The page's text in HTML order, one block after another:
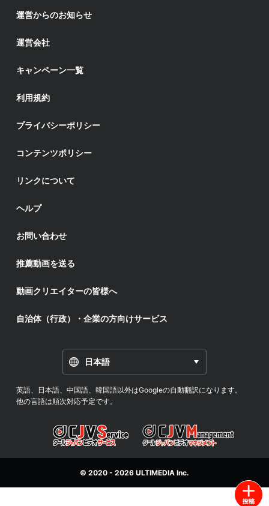
運営からのお知らせ
運営会社
キャンペーン一覧
利用規約
プライバシーポリシー
コンテンツポリシー
リンクについて
ヘルプ
お問い合わせ
推薦動画を送る
動画クリエイターの皆様へ
自治体（行政）・企業の方向けサービス
日本語
英語、日本語、中国語、韓国語以外はGoogleの自動翻訳になります。
他の言語は順次対応予定です。
© 2020 - 2026 ULTIMEDIA Inc.